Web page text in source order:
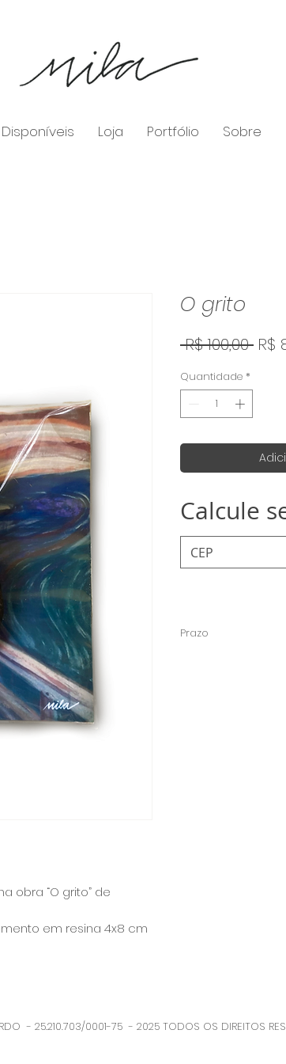
Loja Portfólio Sobre
obra “O grito” de
em resina 4x8 cm
O grito
R$ 100,00 R$
Quantidade *
Calcule
Prazo
- 25.210.703/0001-75 - 2025 TODOS OS DIREITOS